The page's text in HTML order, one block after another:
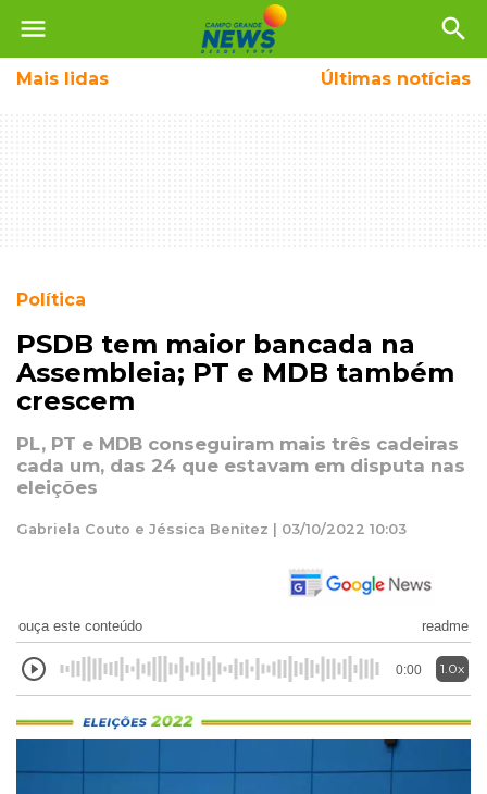
menu search
Mais lidas Últimas notícias
Política
PSDB tem maior bancada na
Assembleia; PT e MDB também
crescem
PL, PT e MDB conseguiram mais três cadeiras
cada um, das 24 que estavam em disputa nas
eleições
Gabriela Couto e Jéssica Benitez | 03/10/2022 10:03
ouça este conteúdo readme
0:00 1.0x